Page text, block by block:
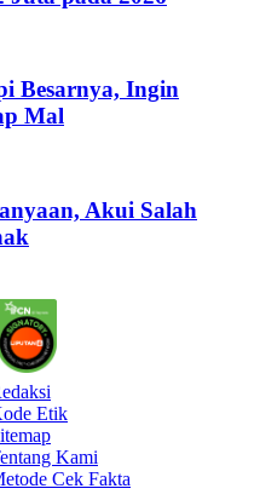
Besarnya, Ingin
Mal
Akui Salah
Etik
Kami
Cek Fakta